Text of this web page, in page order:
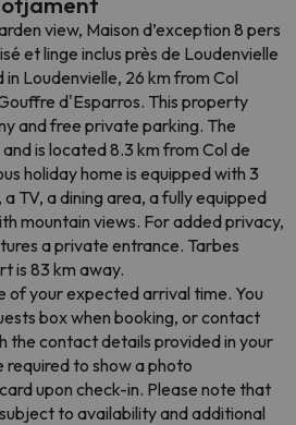
view, Maison d’exception 8 pers
et linge inclus près de Loudenvielle
Loudenvielle, 26 km from Col
d'Esparros. This property
and free private parking. The
is located 8.3 km from Col de
holiday home is equipped with 3
TV, a dining area, a fully equipped
mountain views. For added privacy,
a private entrance. Tarbes
is 83 km away.
of your expected arrival time. You
box when booking, or contact
the contact details provided in your
to show a photo
upon check-in. Please note that
to availability and additional